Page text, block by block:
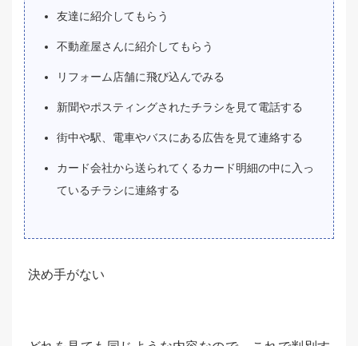
友達に紹介してもらう
不動産屋さんに紹介してもらう
リフォーム店舗に飛び込んでみる
新聞やポスティングされたチラシを見て電話する
街中や駅、電車やバスにある広告を見て連絡する
カード会社から送られてくるカード明細の中に入っ
ているチラシに連絡する
決め手がない